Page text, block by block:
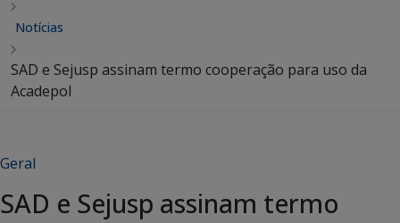
Notícias
SAD e Sejusp assinam termo cooperação para uso da
Acadepol
Geral
SAD e Sejusp assinam termo